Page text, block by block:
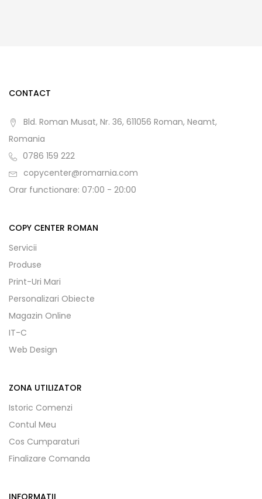
CONTACT
Bld. Roman Musat, Nr. 36, 611056 Roman, Neamt,
Romania
0786 159 222
copycenter@romarnia.com
Orar functionare: 07:00 - 20:00
COPY CENTER ROMAN
Servicii
Produse
Print-Uri Mari
Personalizari Obiecte
Magazin Online
IT-C
Web Design
ZONA UTILIZATOR
Istoric Comenzi
Contul Meu
Cos Cumparaturi
Finalizare Comanda